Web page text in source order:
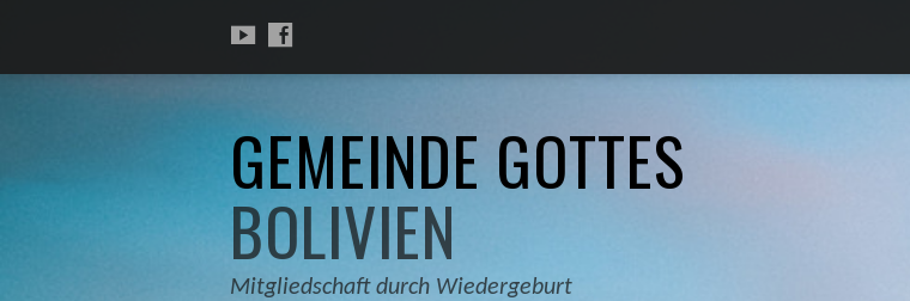
GEMEINDE GOTTES
BOLIVIEN
Mitgliedschaft durch Wiedergeburt